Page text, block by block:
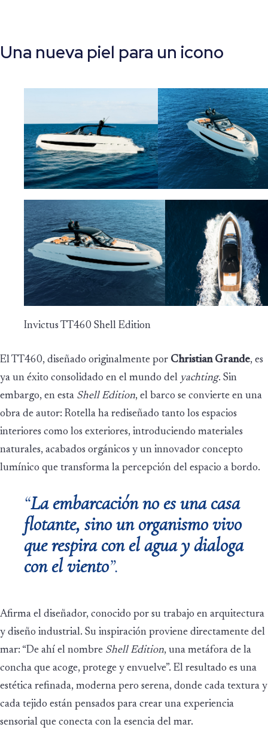
Una nueva piel para un icono
Invictus TT460 Shell Edition
El TT460, diseñado originalmente por Christian Grande, es
ya un éxito consolidado en el mundo del yachting. Sin
embargo, en esta Shell Edition, el barco se convierte en una
obra de autor: Rotella ha rediseñado tanto los espacios
interiores como los exteriores, introduciendo materiales
naturales, acabados orgánicos y un innovador concepto
lumínico que transforma la percepción del espacio a bordo.
“La embarcación no es una casa
flotante, sino un organismo vivo
que respira con el agua y dialoga
con el viento”.
Afirma el diseñador, conocido por su trabajo en arquitectura
y diseño industrial. Su inspiración proviene directamente del
mar: “De ahí el nombre Shell Edition, una metáfora de la
concha que acoge, protege y envuelve”. El resultado es una
estética refinada, moderna pero serena, donde cada textura y
cada tejido están pensados para crear una experiencia
sensorial que conecta con la esencia del mar.